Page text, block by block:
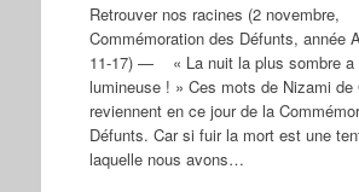
Retrouver nos racines (2 novembre,
Commémoration des Défunts, année
11-17) — « La nuit la plus sombre a
lumineuse ! » Ces mots de Nizami de
reviennent en ce jour de la
Défunts. Car si fuir la mort est une
laquelle nous avons…